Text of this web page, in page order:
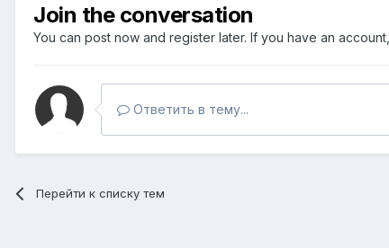
Join the conversation
You can post now and register later. If you have an account,
Ответить в тему...
Перейти к списку тем